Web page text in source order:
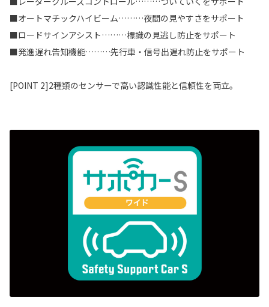
■オートマチックハイビーム………夜間の見やすさをサポート
■ロードサインアシスト………標識の見逃し防止をサポート
■発進遅れ告知機能………先行車・信号出遅れ防止をサポート
[POINT 2]2種類のセンサーで高い認識性能と信頼性を両立。